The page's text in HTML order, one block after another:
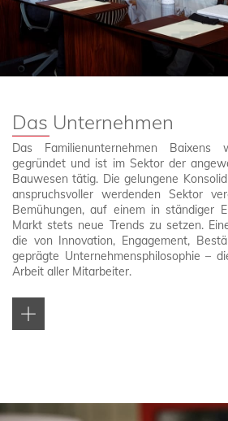
FOLGE UNS
KONTAKT
KUNDENBEREICH
Das Unternehmen
Das Familienunternehmen
gegründet und ist im Sektor der
Bauwesen tätig. Die gelungene
anspruchsvoller werdenden Sektor
Bemühungen, auf einem in ständiger
Markt stets neue Trends zu setzen.
die von Innovation, Engagement,
geprägte Unternehmensphilosophie –
Arbeit aller Mitarbeiter.
im spanischen Valencia gewährleistet